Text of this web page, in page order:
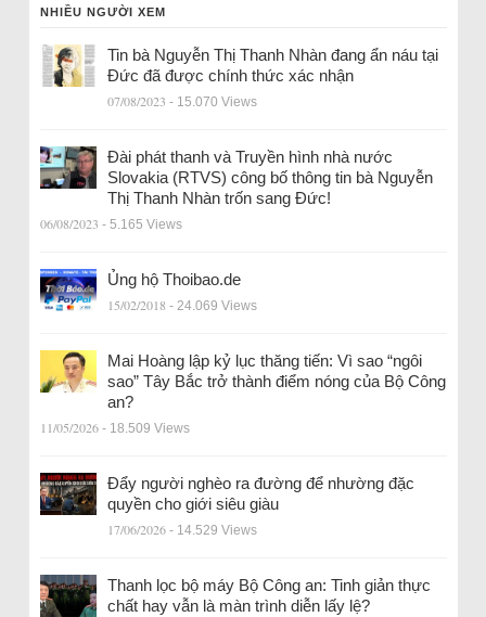
NHIỀU NGƯỜI XEM
Tin bà Nguyễn Thị Thanh Nhàn đang ẩn náu tại
Đức đã được chính thức xác nhận
07/08/2023 - 15.070 Views
Đài phát thanh và Truyền hình nhà nước
Slovakia (RTVS) công bố thông tin bà Nguyễn
Thị Thanh Nhàn trốn sang Đức!
06/08/2023 - 5.165 Views
Ủng hộ Thoibao.de
15/02/2018 - 24.069 Views
Mai Hoàng lập kỷ lục thăng tiến: Vì sao “ngôi
sao” Tây Bắc trở thành điểm nóng của Bộ Công
an?
11/05/2026 - 18.509 Views
Đẩy người nghèo ra đường để nhường đặc
quyền cho giới siêu giàu
17/06/2026 - 14.529 Views
Thanh lọc bộ máy Bộ Công an: Tinh giản thực
chất hay vẫn là màn trình diễn lấy lệ?